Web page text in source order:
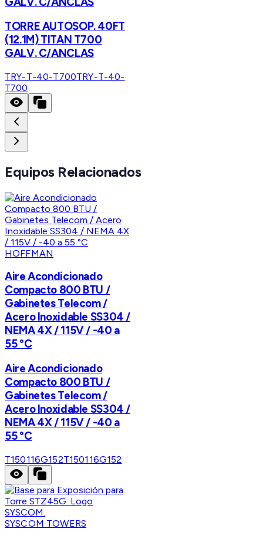
TORRE AUTOSOP. 40FT
(12.1M) TITAN T700
GALV. C/ANCLAS
TRY-T-40-T700TRY-T-40-
T700
Equipos Relacionados
HOFFMAN
Aire Acondicionado
Compacto 800 BTU /
Gabinetes Telecom /
Acero Inoxidable SS304 /
NEMA 4X / 115V / -40 a
55 °C
Aire Acondicionado
Compacto 800 BTU /
Gabinetes Telecom /
Acero Inoxidable SS304 /
NEMA 4X / 115V / -40 a
55 °C
T150116G152T150116G152
SYSCOM TOWERS